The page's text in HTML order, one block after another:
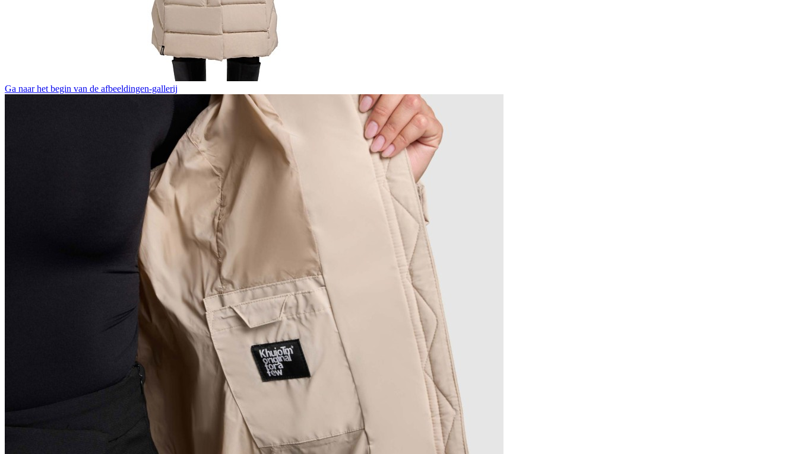
Ga naar het begin van de afbeeldingen-gallerij